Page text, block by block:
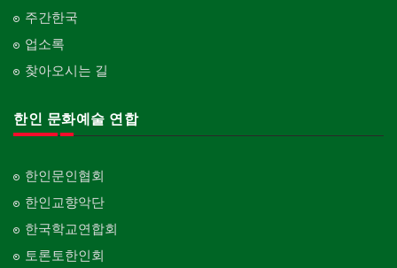
주간한국
업소록
찾아오시는 길
한인 문화예술 연합
한인문인협회
한인교향악단
한국학교연합회
토론토한인회